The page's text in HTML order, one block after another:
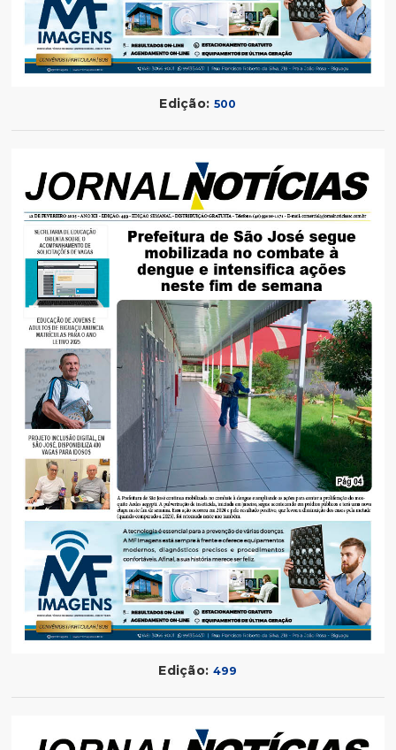
Edição: 500
Edição: 499